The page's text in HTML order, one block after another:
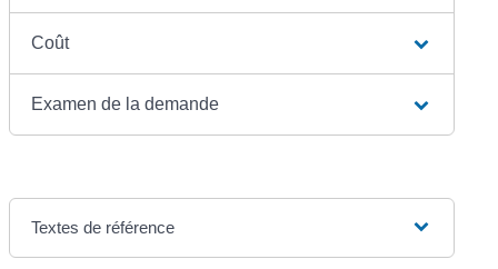
Coût
Examen de la demande
Textes de référence